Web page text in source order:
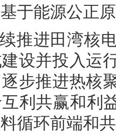
于能源公正
推进田湾核
设并投入运
步推进热核
利共赢和利
循环前端和